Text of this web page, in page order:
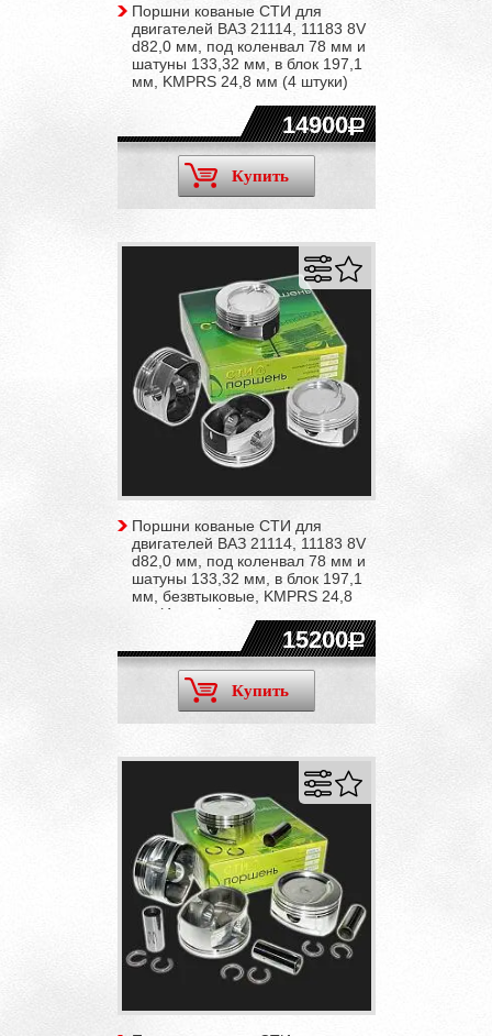
Поршни кованые СТИ для
двигателей ВАЗ 21114, 11183 8V
d82,0 мм, под коленвал 78 мм и
шатуны 133,32 мм, в блок 197,1
мм, KMPRS 24,8 мм (4 штуки)
14900
Купить
Поршни кованые СТИ для
двигателей ВАЗ 21114, 11183 8V
d82,0 мм, под коленвал 78 мм и
шатуны 133,32 мм, в блок 197,1
мм, безвтыковые, KMPRS 24,8
мм (4 штуки)
15200
Купить